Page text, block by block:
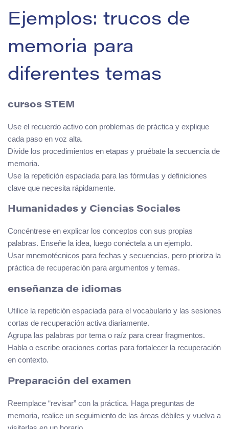
Ejemplos: trucos de
memoria para
diferentes temas
cursos STEM
Use el recuerdo activo con problemas de práctica y explique
cada paso en voz alta.
Divide los procedimientos en etapas y pruébate la secuencia de
memoria.
Use la repetición espaciada para las fórmulas y definiciones
clave que necesita rápidamente.
Humanidades y Ciencias Sociales
Concéntrese en explicar los conceptos con sus propias
palabras. Enseñe la idea, luego conéctela a un ejemplo.
Usar mnemotécnicos para fechas y secuencias, pero prioriza la
práctica de recuperación para argumentos y temas.
enseñanza de idiomas
Utilice la repetición espaciada para el vocabulario y las sesiones
cortas de recuperación activa diariamente.
Agrupa las palabras por tema o raíz para crear fragmentos.
Habla o escribe oraciones cortas para fortalecer la recuperación
en contexto.
Preparación del examen
Reemplace “revisar” con la práctica. Haga preguntas de
memoria, realice un seguimiento de las áreas débiles y vuelva a